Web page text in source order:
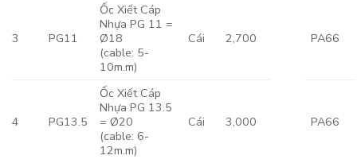
3 PG11
Ốc Xiết Cáp
Nhựa PG 11 =
Ø18
(cable: 5-
10m.m)
Cái 2,700 PA66
4 PG13.5
Ốc Xiết Cáp
Nhựa PG 13.5
= Ø20
(cable: 6-
12m.m)
Cái 3,000 PA66